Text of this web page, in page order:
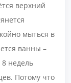
верхний
мыться в
ванны –
недель
Потому что